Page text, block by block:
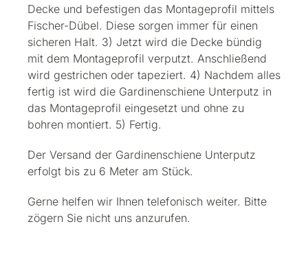
Decke und befestigen das Montageprofil mittels
Fischer-Dübel. Diese sorgen immer für einen
sicheren Halt. 3) Jetzt wird die Decke bündig
mit dem Montageprofil verputzt. Anschließend
wird gestrichen oder tapeziert. 4) Nachdem alles
fertig ist wird die Gardinenschiene Unterputz in
das Montageprofil eingesetzt und ohne zu
bohren montiert. 5) Fertig.
Der Versand der Gardinenschiene Unterputz
erfolgt bis zu 6 Meter am Stück.
Gerne helfen wir Ihnen telefonisch weiter. Bitte
zögern Sie nicht uns anzurufen.